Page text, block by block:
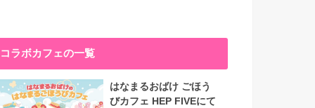
コラボカフェの一覧
はなまるおばけ ごほう
びカフェ HEP FIVEにて